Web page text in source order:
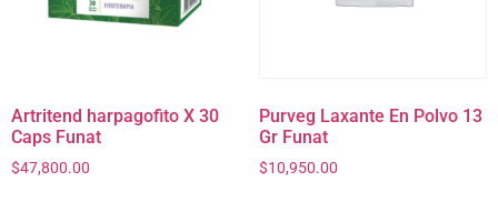
Artritend harpagofito X 30
Caps Funat
$47,800.00
Purveg Laxante En Polvo 13
Gr Funat
$10,950.00